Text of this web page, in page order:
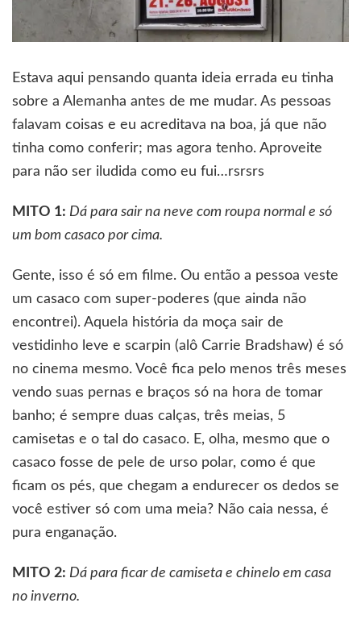
Estava aqui pensando quanta ideia errada eu tinha
sobre a Alemanha antes de me mudar. As pessoas
falavam coisas e eu acreditava na boa, já que não
tinha como conferir; mas agora tenho. Aproveite
para não ser iludida como eu fui…rsrsrs
MITO 1: Dá para sair na neve com roupa normal e só
um bom casaco por cima.
Gente, isso é só em filme. Ou então a pessoa veste
um casaco com super-poderes (que ainda não
encontrei). Aquela história da moça sair de
vestidinho leve e scarpin (alô Carrie Bradshaw) é só
no cinema mesmo. Você fica pelo menos três meses
vendo suas pernas e braços só na hora de tomar
banho; é sempre duas calças, três meias, 5
camisetas e o tal do casaco. E, olha, mesmo que o
casaco fosse de pele de urso polar, como é que
ficam os pés, que chegam a endurecer os dedos se
você estiver só com uma meia? Não caia nessa, é
pura enganação.
MITO 2: Dá para ficar de camiseta e chinelo em casa
no inverno.